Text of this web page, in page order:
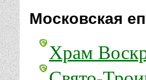
Московская
Храм